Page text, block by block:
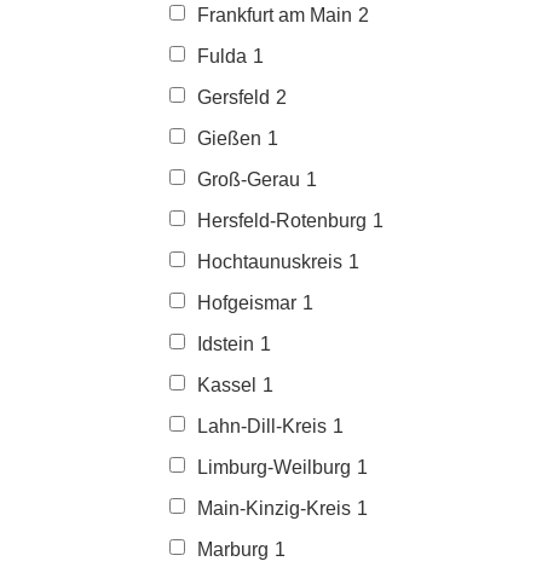
Frankfurt am Main 2
Fulda 1
Gersfeld 2
Gießen 1
Groß-Gerau 1
Hersfeld-Rotenburg 1
Hochtaunuskreis 1
Hofgeismar 1
Idstein 1
Kassel 1
Lahn-Dill-Kreis 1
Limburg-Weilburg 1
Main-Kinzig-Kreis 1
Marburg 1